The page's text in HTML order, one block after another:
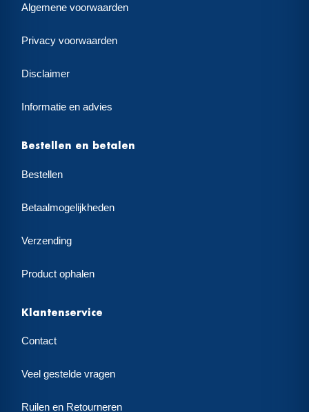
Algemene voorwaarden
Privacy voorwaarden
Disclaimer
Informatie en advies
Bestellen en betalen
Bestellen
Betaalmogelijkheden
Verzending
Product ophalen
Klantenservice
Contact
Veel gestelde vragen
Ruilen en Retourneren